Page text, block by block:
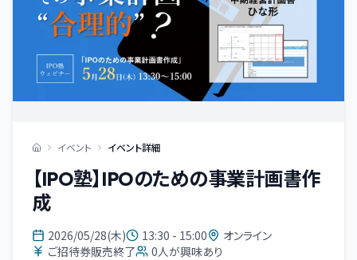
イベント イベント詳細
【IPO塾】IPOのための事業計画書作
成
2026/05/28(木) 13:30 - 15:00
オンライン
ご招待券販売終了
0人が興味あり